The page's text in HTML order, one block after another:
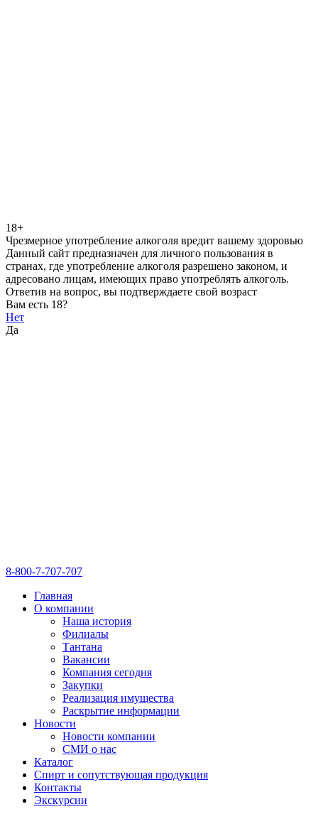
18+
Чрезмерное употребление алкоголя вредит вашему здоровью
Данный сайт предназначен для личного пользования в
странах, где употребление алкоголя разрешено законом, и
адресовано лицам, имеющих право употреблять алкоголь.
Ответив на вопрос, вы подтверждаете свой возраст
Вам есть 18?
Нет
Да
8-800-7-707-707
Главная
О компании
Наша история
Филиалы
Тантана
Вакансии
Компания сегодня
Закупки
Реализация имущества
Раскрытие информации
Новости
Новости компании
СМИ о нас
Каталог
Спирт и сопутствующая продукция
Контакты
Экскурсии